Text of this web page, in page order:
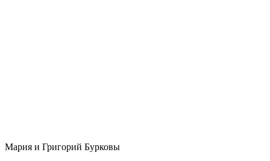
Мария и Григорий Бурковы